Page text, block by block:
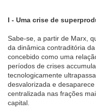
I - Uma crise de
Sabe-se, a partir de Marx,
da dinâmica contraditória
concebido como uma
períodos de crises
tecnologicamente
desvalorizada e
centralizada nas frações
capital.